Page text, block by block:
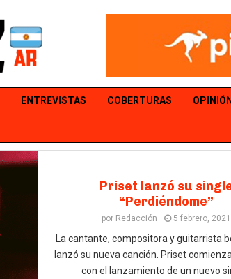
ENTREVISTAS COBERTURAS OPINIÓN
Priset lanzó su
“Perdiéndome”
por Redacción 5 febrero, 2021
La cantante, compositora y guitarrista
lanzó su nueva canción. Priset
con el lanzamiento de un nuevo